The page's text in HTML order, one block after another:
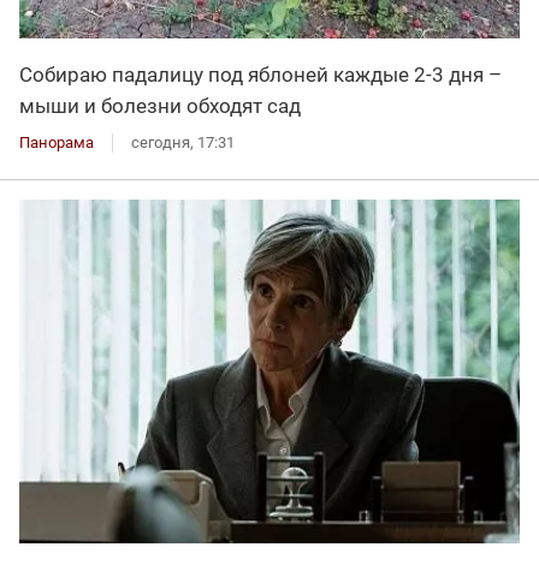
Собираю падалицу под яблоней каждые 2-3 дня –
мыши и болезни обходят сад
Панорама сегодня, 17:31